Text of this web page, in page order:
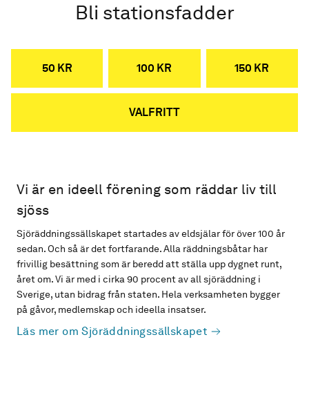
Bli stationsfadder
50 KR 100 KR 150 KR
VALFRITT
Vi är en ideell förening som räddar liv till
sjöss
Sjöräddningssällskapet startades av eldsjälar för över 100 år
sedan. Och så är det fortfarande. Alla räddningsbåtar har
frivillig besättning som är beredd att ställa upp dygnet runt,
året om. Vi är med i cirka 90 procent av all sjöräddning i
Sverige, utan bidrag från staten. Hela verksamheten bygger
på gåvor, medlemskap och ideella insatser.
Läs mer om Sjöräddningssällskapet